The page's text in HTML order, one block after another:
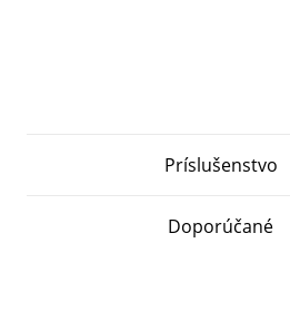
Príslušenstvo
Doporúčané